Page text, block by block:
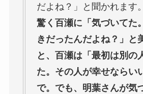
だよね？」と聞かれます。
驚く百瀬に「気づいてた
きだったんだよね？」と
と、百瀬は「最初は別の
た。その人が幸せならい
で。でも、明葉さんが気